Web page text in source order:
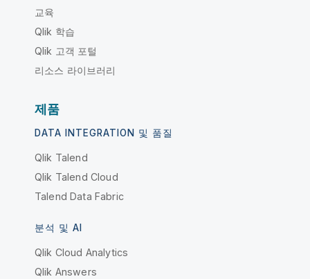
교육
Qlik 학습
Qlik 고객 포털
리소스 라이브러리
제품
DATA INTEGRATION 및 품질
Qlik Talend
Qlik Talend Cloud
Talend Data Fabric
분석 및 AI
Qlik Cloud Analytics
Qlik Answers